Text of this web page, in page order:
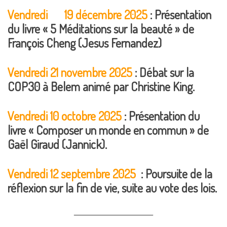
Vendredi 19 décembre 2025: Présentation
du livre « 5 Méditations sur la beauté » de
François Cheng (Jesus Fernandez)
Vendredi 21 novembre 2025: Débat sur la
COP30 à Belem animé par Christine King.
Vendredi 10 octobre 2025: Présentation du
livre « Composer un monde en commun » de
Gaël Giraud (Jannick).
Vendredi 12 septembre 2025 : Poursuite de la
réflexion sur la fin de vie, suite au vote des lois.